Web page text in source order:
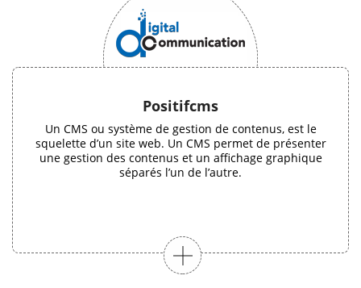
Positifcms
Un CMS ou système de gestion de contenus, est le
squelette d’un site web. Un CMS permet de présenter
une gestion des contenus et un affichage graphique
séparés l’un de l’autre.